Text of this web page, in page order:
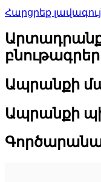
Հարցրեք
Ապրանքի
Ապրանքի